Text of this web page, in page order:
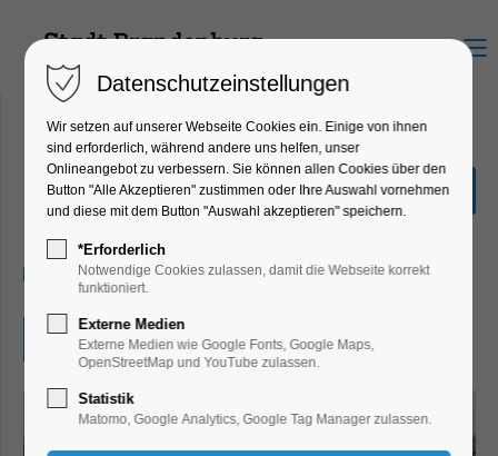
Menu
Orgelmusik am Mittag
Konzert, Musik
29.07.2024, 12:00–12:30
Eintritt frei
Datenschutzeinstellungen
Wir setzen auf unserer Webseite Cookies ein. Einige von ihnen
sind erforderlich, während andere uns helfen, unser
Onlineangebot zu verbessern. Sie können allen Cookies über den
Button "Alle Akzeptieren" zustimmen oder Ihre Auswahl vornehmen
und diese mit dem Button "Auswahl akzeptieren" speichern.
*Erforderlich
Notwendige Cookies zulassen, damit die Webseite korrekt
funktioniert.
Externe Medien
Externe Medien wie Google Fonts, Google Maps,
OpenStreetMap und YouTube zulassen.
Statistik
Matomo, Google Analytics, Google Tag Manager zulassen.